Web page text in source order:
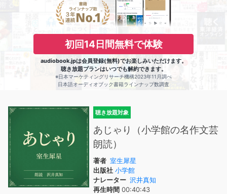
初回14日間無料で体験
audiobook.jpは会員登録(無料)でお楽しみいただけます。
聴き放題プランはいつでも解約できます。
※日本マーケティングリサーチ機構2023年11月調べ
日本語オーディオブック書籍ラインナップ数調査
聴き放題対象
あじゃり（小学館の名作文芸
朗読）
著者 室生犀星
出版社 小学館
ナレーター 沢井真知
再生時間 00:40:43